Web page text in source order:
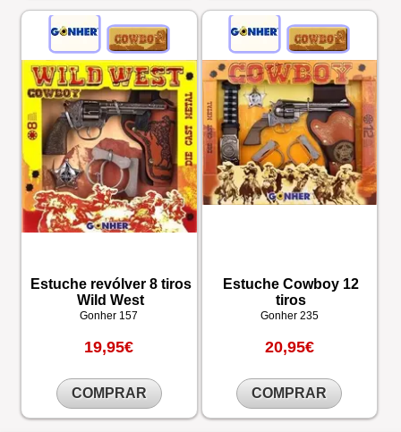
Estuche revólver 8 tiros
Wild West
Gonher 157
19,95€
COMPRAR
Estuche Cowboy 12
tiros
Gonher 235
20,95€
COMPRAR